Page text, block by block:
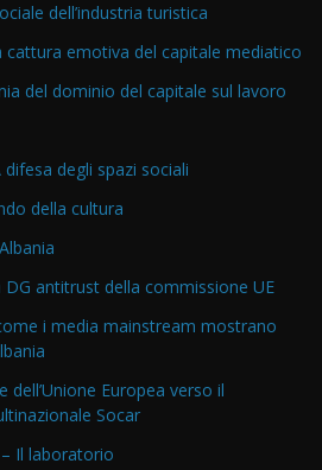
dell’industria turistica
cattura emotiva del capitale mediatico
del dominio del capitale sul lavoro
difesa degli spazi sociali
della cultura
antitrust della commissione UE
i media mainstream mostrano
Europea verso il
Socar
Il laboratorio